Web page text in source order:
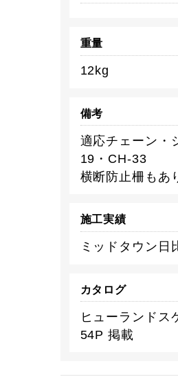
重量
12kg
備考
適応チェーン
19・CH-33
横断防止柵もあ
施工実績
ミッドタウン日
カタログ
ヒューランドス
54P 掲載